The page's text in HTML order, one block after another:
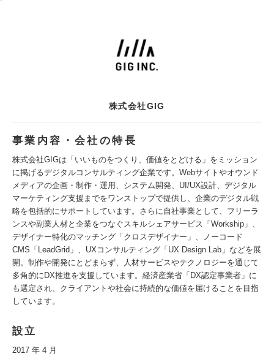
株式会社GIG
事業内容・会社の特長
株式会社GIGは「いいものをつくり、価値をとどける」をミッション
に掲げるデジタルコンサルティング企業です。Webサイトやオウンド
メディアの企画・制作・運用、システム開発、UI/UX設計、デジタル
マーケティング支援までをワンストップで提供し、企業のデジタル戦
略を包括的にサポートしています。さらに自社事業として、フリーラ
ンスや副業人材と企業をつなぐスキルシェアサービス「Workship」、
デザイナー特化のマッチング「クロスデザイナー」、ノーコード
CMS「LeadGrid」、UXコンサルティング「UX Design Lab」などを展
開。制作や開発にとどまらず、人材サービスやテクノロジーを通じて
多角的にDX推進を支援しています。経済産業省「DX認定事業者」に
も選定され、クライアントや社会に持続的な価値を届けることを目指
しています。
設立
2017 年 4 月